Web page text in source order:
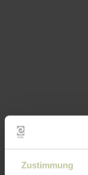
Zustimmung